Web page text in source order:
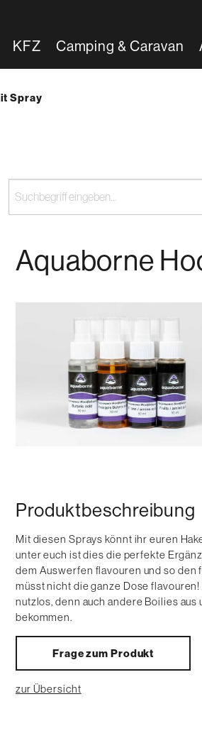
KFZ Camping & Caravan
Spray
Aquaborne
Produktbeschreibung
Mit diesen Sprays könnt ihr euren
unter euch ist dies die perfekte
dem Auswerfen flavouren und so
müsst nicht die ganze Dose
nutzlos, denn auch andere Boilies
bekommen.
Frage zum Produkt
zur Übersicht